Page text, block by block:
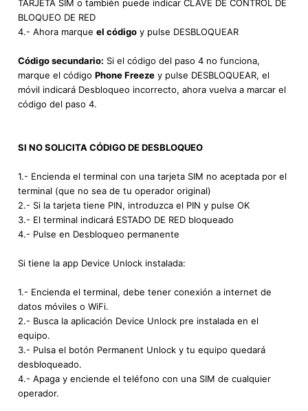
TARJETA SIM o también puede indicar CLAVE DE CONTROL DE
BLOQUEO DE RED
4.- Ahora marque el código y pulse DESBLOQUEAR
Código secundario: Si el código del paso 4 no funciona,
marque el código Phone Freeze y pulse DESBLOQUEAR, el
móvil indicará Desbloqueo incorrecto, ahora vuelva a marcar el
código del paso 4.
SI NO SOLICITA CÓDIGO DE DESBLOQUEO
1.- Encienda el terminal con una tarjeta SIM no aceptada por el
terminal (que no sea de tu operador original)
2.- Si la tarjeta tiene PIN, introduzca el PIN y pulse OK
3.- El terminal indicará ESTADO DE RED bloqueado
4.- Pulse en Desbloqueo permanente
Si tiene la app Device Unlock instalada:
1.- Encienda el terminal, debe tener conexión a internet de
datos móviles o WiFi.
2.- Busca la aplicación Device Unlock pre instalada en el
equipo.
3.- Pulsa el botón Permanent Unlock y tu equipo quedará
desbloqueado.
4.- Apaga y enciende el teléfono con una SIM de cualquier
operador.